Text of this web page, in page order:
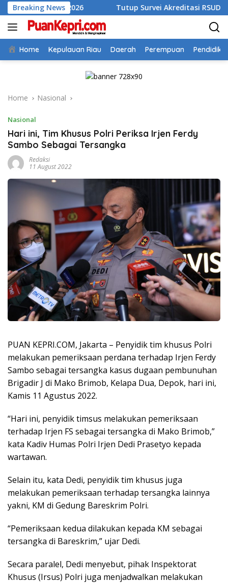
Skip
to
content
Breaking News
II 2026 Tutup Survei Akreditasi RSUD Tarempa,
Home Kepulauan Riau Daerah Perempuan
Home Nasional
Nasional
Hari ini, Tim Khusus Polri Periksa Irjen Ferdy
Sambo Sebagai Tersangka
Redaksi
11 August 2022
PUAN KEPRI.COM, Jakarta – Penyidik tim khusus Polri
melakukan pemeriksaan perdana terhadap Irjen Ferdy
Sambo sebagai tersangka kasus dugaan pembunuhan
Brigadir J di Mako Brimob, Kelapa Dua, Depok, hari ini,
Kamis 11 Agustus 2022.
“Hari ini, penyidik timsus melakukan pemeriksaan
terhadap Irjen FS sebagai tersangka di Mako Brimob,”
kata Kadiv Humas Polri Irjen Dedi Prasetyo kepada
wartawan.
Selain itu, kata Dedi, penyidik tim khusus juga
melakukan pemeriksaan terhadap tersangka lainnya
yakni, KM di Gedung Bareskrim Polri.
“Pemeriksaan kedua dilakukan kepada KM sebagai
tersangka di Bareskrim,” ujar Dedi.
Secara paralel, Dedi menyebut, pihak Inspektorat
Khusus (Irsus) Polri juga menjadwalkan melakukan